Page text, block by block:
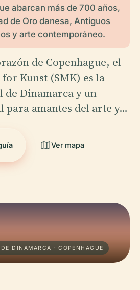
abarcan más de 700 años,
de Oro danesa, Antiguos
y arte contemporáneo.
de Copenhague, el
Kunst (SMK) es la
de Dinamarca y un
para amantes del arte y…
Ver mapa
DINAMARCA · COPENHAGUE